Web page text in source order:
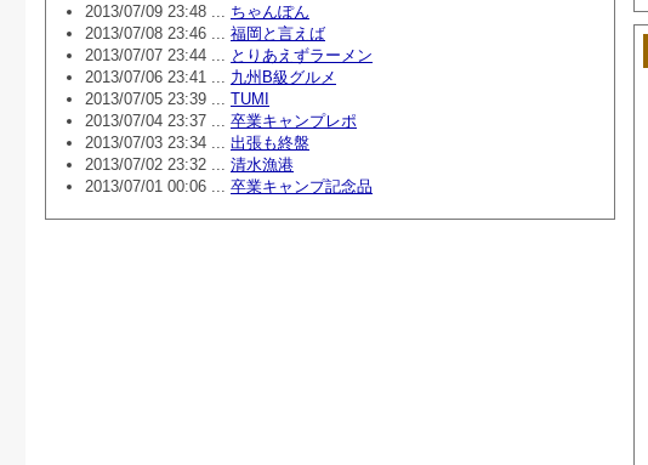
2013/07/09 23:48 ... ちゃんぽん
2013/07/08 23:46 ... 福岡と言えば
2013/07/07 23:44 ... とりあえずラーメン
2013/07/06 23:41 ... 九州B級グルメ
2013/07/05 23:39 ... TUMI
2013/07/04 23:37 ... 卒業キャンプレポ
2013/07/03 23:34 ... 出張も終盤
2013/07/02 23:32 ... 清水漁港
2013/07/01 00:06 ... 卒業キャンプ記念品